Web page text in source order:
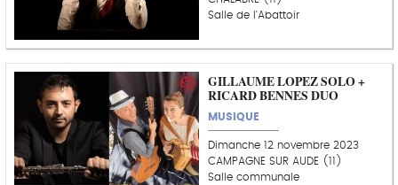
Salle de l'Abattoir
GILLAUME LOPEZ SOLO +
RICARD BENNES DUO
MUSIQUE
Dimanche 12 novembre 2023
CAMPAGNE SUR AUDE (11)
Salle communale